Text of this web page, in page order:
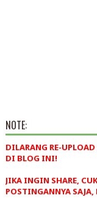
NOTE:
DILARANG RE-
DI BLOG INI!
JIKA INGIN SHARE,
POSTINGANNYA